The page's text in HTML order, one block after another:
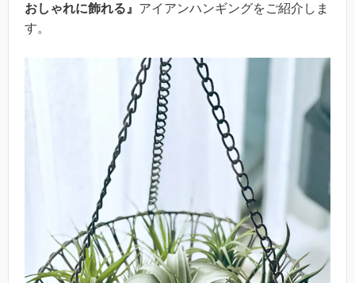
おしゃれに飾れる』 アイアンハンギングをご紹介しま
す。